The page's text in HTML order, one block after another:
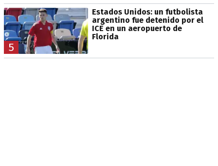
5
Estados Unidos: un futbolista
argentino fue detenido por el
ICE en un aeropuerto de
Florida